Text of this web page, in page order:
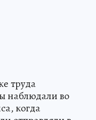
труда
наблюдали во
когда